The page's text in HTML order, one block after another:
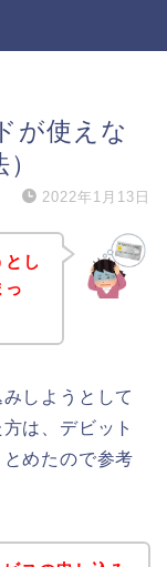
が使えな
2022年1月13日
とし
っ
しようとして
は、デビット
めたので参考